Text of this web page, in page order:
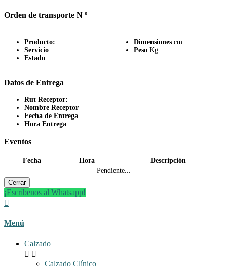
Orden de transporte N º
Producto:
Servicio
Estado
Dimensiones cm
Peso Kg
Datos de Entrega
Rut Receptor:
Nombre Receptor
Fecha de Entrega
Hora Entrega
Eventos
Fecha Hora
Descripción
Pendiente...
Cerrar
¡Escríbenos al Whatsapp!

Menú
Calzado
 
Calzado Clínico